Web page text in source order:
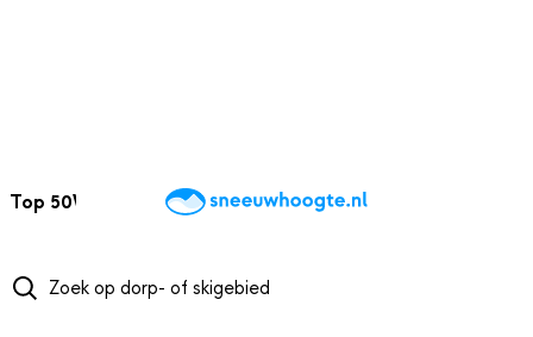
Top 50Webcams WintersportweerKaarten